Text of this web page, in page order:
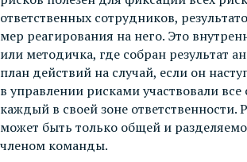
ответственных сотрудников,
мер реагирования на него. Это
или методичка, где собран результат
план действий на случай, если он
в управлении рисками участвовали
каждый в своей зоне ответственности.
может быть только общей и
членом команды.